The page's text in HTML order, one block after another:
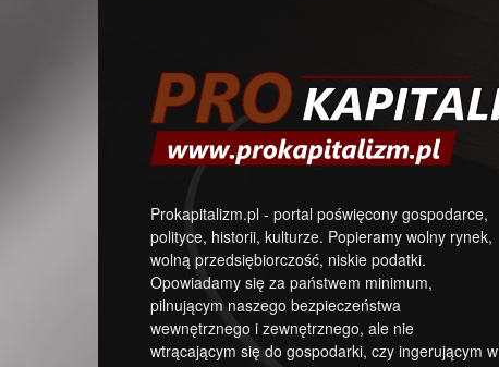
Prokapitalizm.pl - portal poświęcony gospodarce,
polityce, historii, kulturze. Popieramy wolny rynek,
wolną przedsiębiorczość, niskie podatki.
Opowiadamy się za państwem minimum,
pilnującym naszego bezpieczeństwa
wewnętrznego i zewnętrznego, ale nie
wtrącającym się do gospodarki, czy ingerującym w